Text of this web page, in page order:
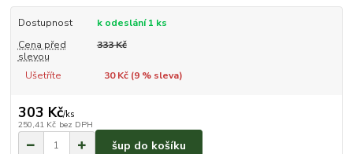
Dostupnost
k odeslání 1 ks
Cena před
slevou
333 Kč
Ušetříte 30 Kč (9% sleva)
303 Kč/ks
250,41 Kč bez DPH
šup do košíku